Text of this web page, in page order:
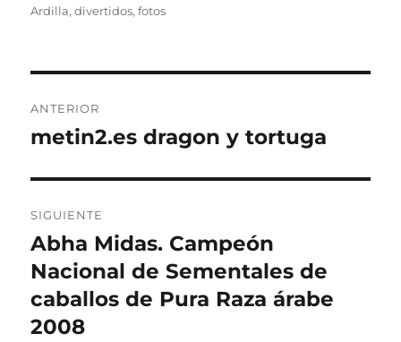
el
Ardilla,divertidos,fotos
de
ANTERIOR
Entrada
metin2.es dragon y tortuga
SIGUIENTE
Entrada
siguiente:
Abha Midas. Campeón
Nacional de Sementales de
caballos de Pura Raza árabe
2008